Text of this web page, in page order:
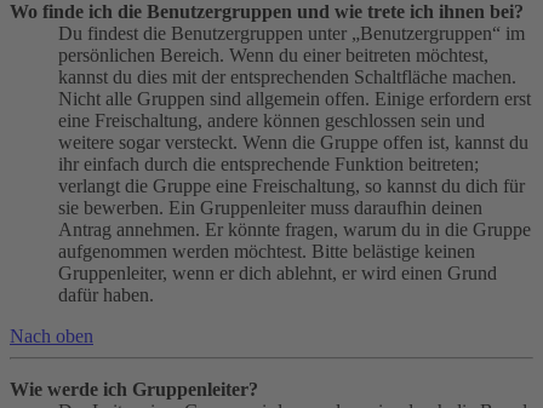
Wo finde ich die Benutzergruppen und wie trete ich ihnen bei?
Du findest die Benutzergruppen unter „Benutzergruppen“ im
persönlichen Bereich. Wenn du einer beitreten möchtest,
kannst du dies mit der entsprechenden Schaltfläche machen.
Nicht alle Gruppen sind allgemein offen. Einige erfordern erst
eine Freischaltung, andere können geschlossen sein und
weitere sogar versteckt. Wenn die Gruppe offen ist, kannst du
ihr einfach durch die entsprechende Funktion beitreten;
verlangt die Gruppe eine Freischaltung, so kannst du dich für
sie bewerben. Ein Gruppenleiter muss daraufhin deinen
Antrag annehmen. Er könnte fragen, warum du in die Gruppe
aufgenommen werden möchtest. Bitte belästige keinen
Gruppenleiter, wenn er dich ablehnt, er wird einen Grund
dafür haben.
Nach oben
Wie werde ich Gruppenleiter?